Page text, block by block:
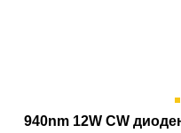
940nm 12W CW